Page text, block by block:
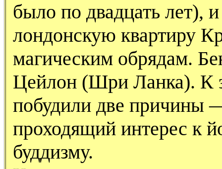
было по двадцать лет),
лондонскую квартиру
магическим обрядам.
Цейлон (Шри Ланка). К
побудили две причины
проходящий интерес к
буддизму.